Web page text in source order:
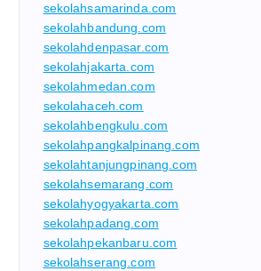
sekolahsamarinda.com
sekolahbandung.com
sekolahdenpasar.com
sekolahjakarta.com
sekolahmedan.com
sekolahaceh.com
sekolahbengkulu.com
sekolahpangkalpinang.com
sekolahtanjungpinang.com
sekolahsemarang.com
sekolahyogyakarta.com
sekolahpadang.com
sekolahpekanbaru.com
sekolahserang.com